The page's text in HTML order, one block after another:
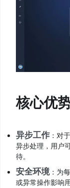
核心优
异步工作：对
异步处理，用户
待。
安全环境：为
或异常操作影响